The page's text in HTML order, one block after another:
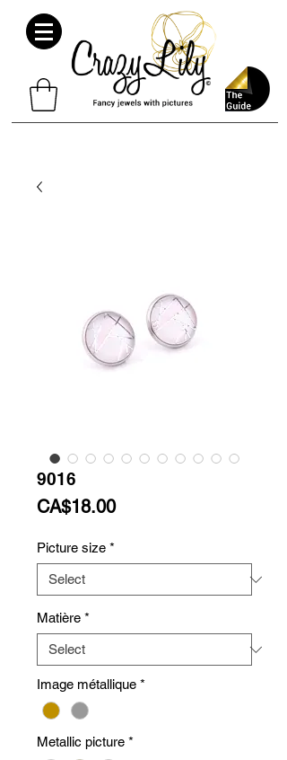
9016
CA$18.00Price
Picture size *
Matière *
Image métallique *
Metallic picture *